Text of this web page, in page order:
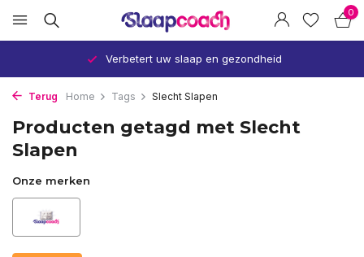
0
Verbetert uw slaap en gezondheid
Terug Home Tags Slecht Slapen
Producten getagd met Slecht
Slapen
Onze merken